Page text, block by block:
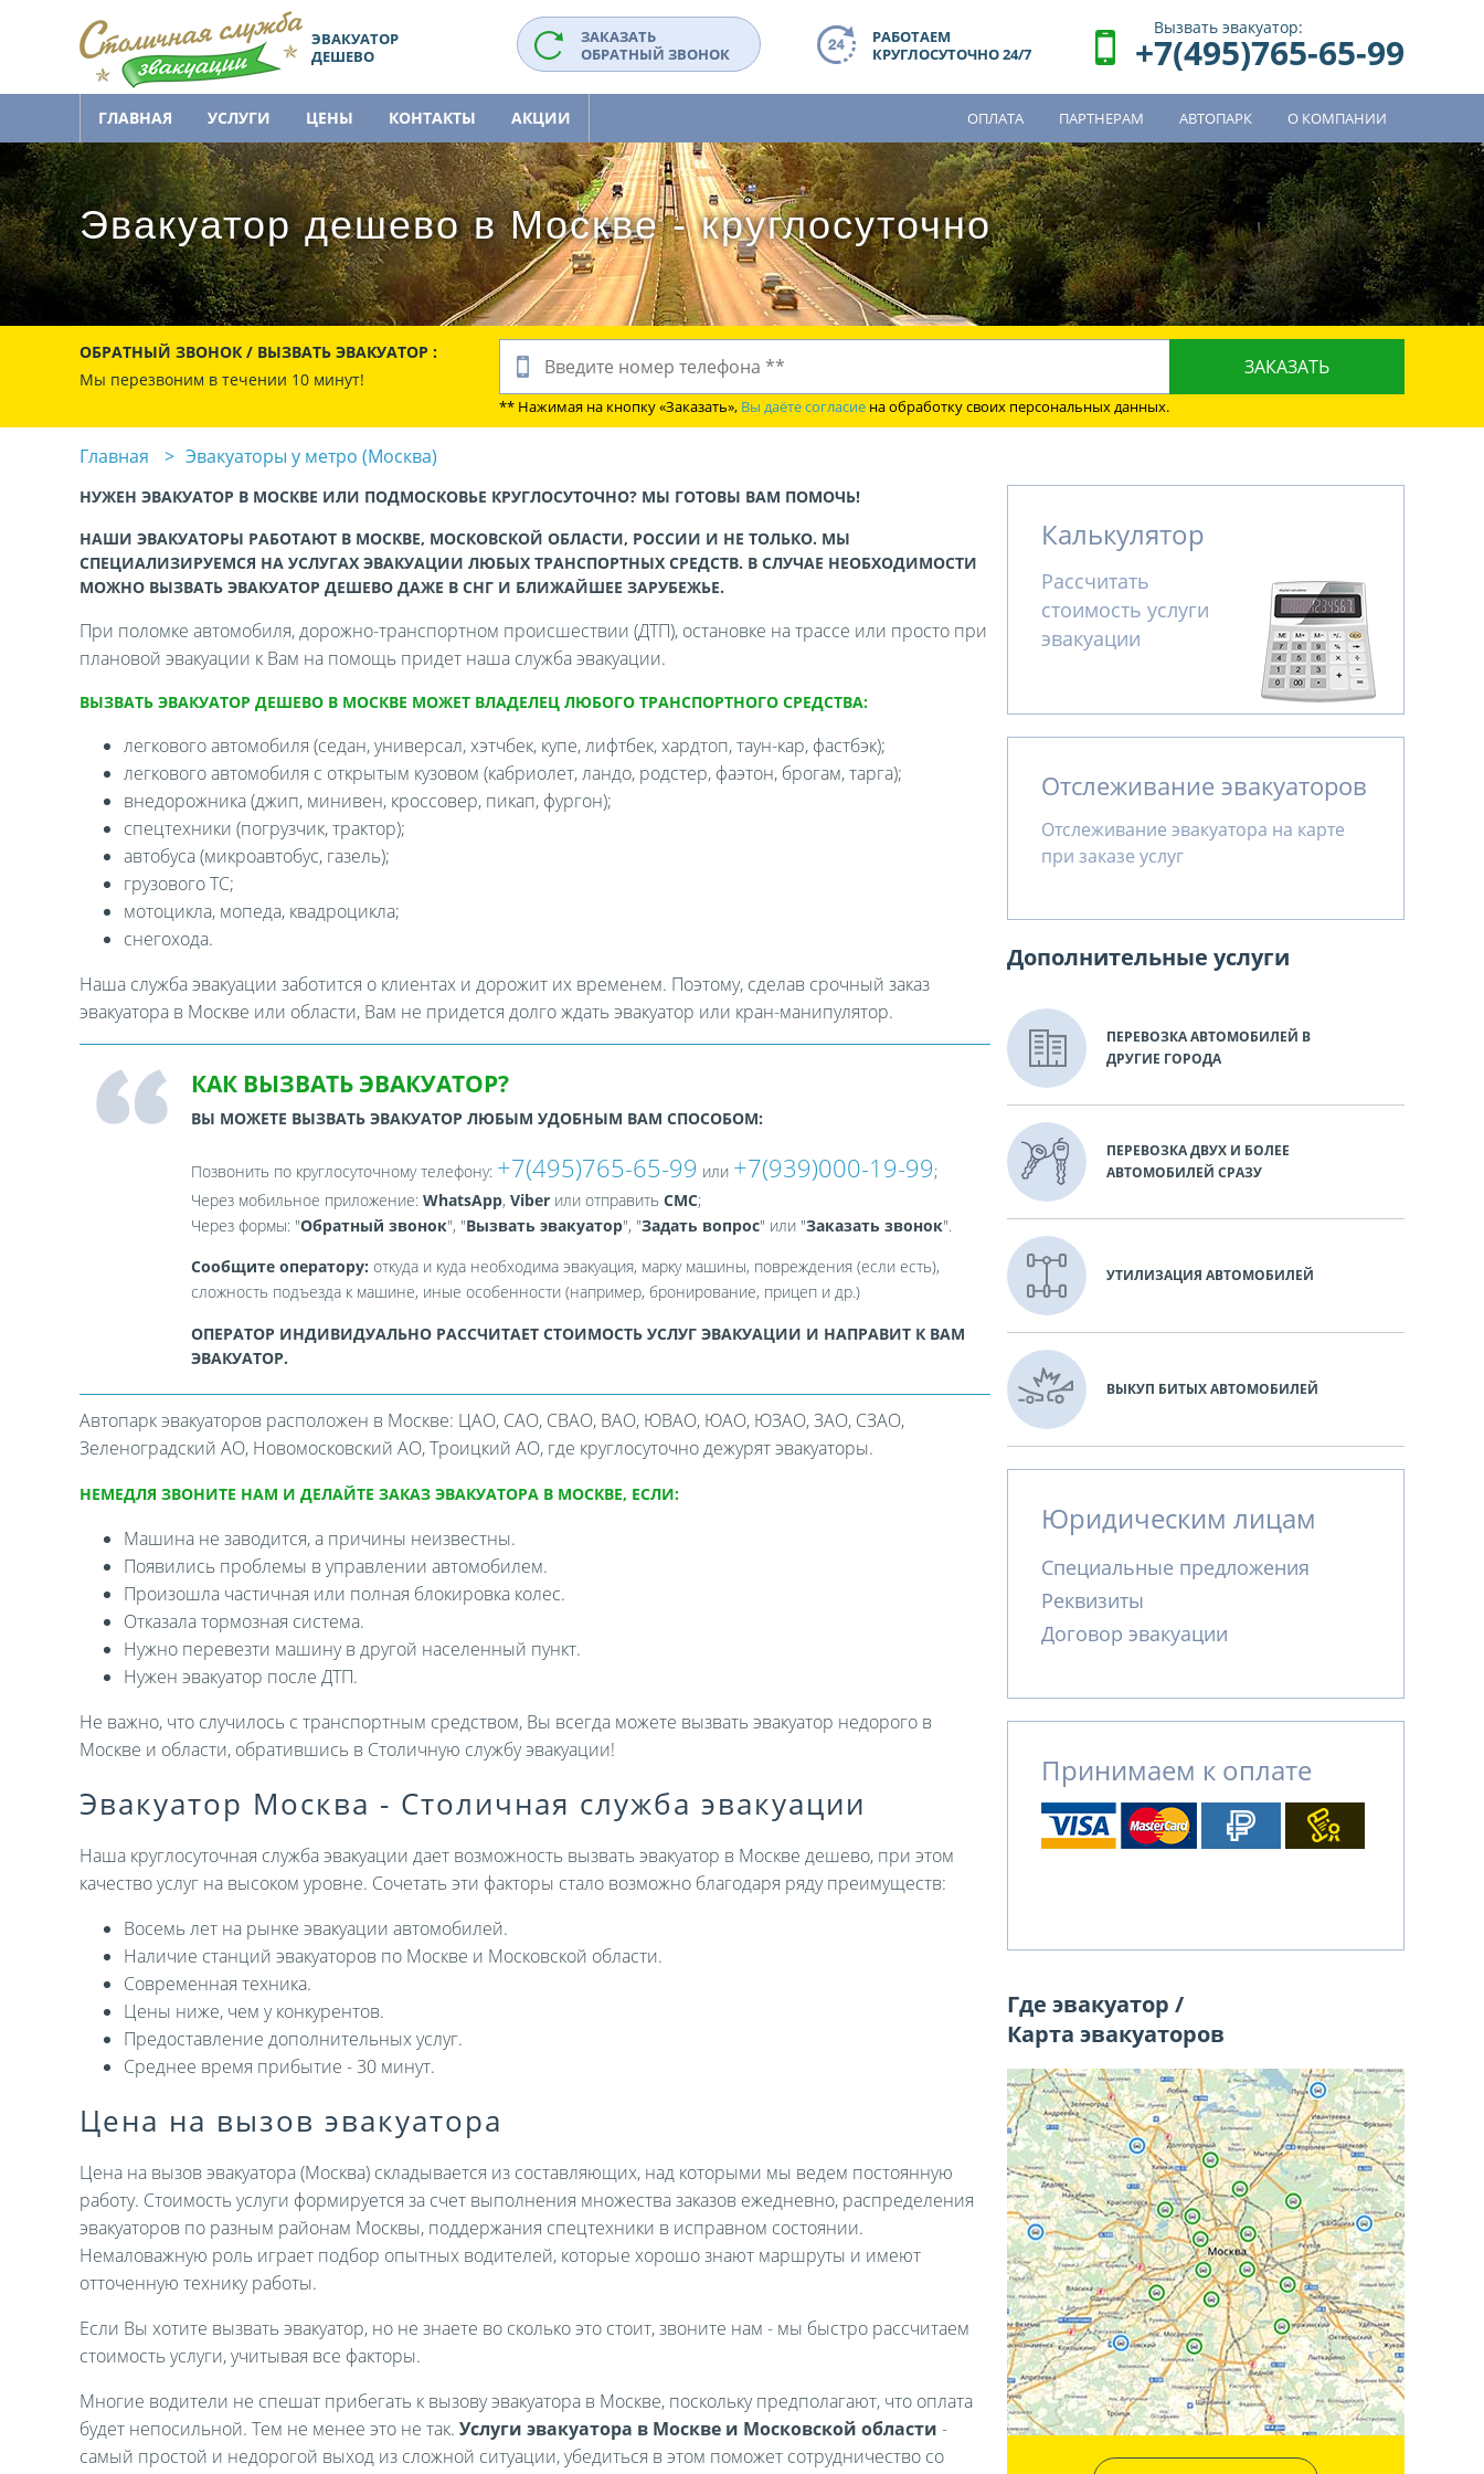
ЭВАКУАТОР
ДЕШЕВО
ЗАКАЗАТЬ
ОБРАТНЫЙ ЗВОНОК
РАБОТАЕМ
КРУГЛОСУТОЧНО 24/7
Вызвать эвакуатор:
+7(495)765-65-99
ГЛАВНАЯ УСЛУГИ ЦЕНЫ КОНТАКТЫ АКЦИИ ОПЛАТА ПАРТНЕРАМ АВТОПАРК О КОМПАНИИ
Эвакуатор дешево в Москве - круглосуточно
ОБРАТНЫЙ ЗВОНОК / ВЫЗВАТЬ ЭВАКУАТОР :
Мы перезвоним в течении 10 минут!
** Нажимая на кнопку «Заказать», Вы даёте согласие на обработку своих персональных данных.
Главная Эвакуаторы у метро (Москва)
НУЖЕН ЭВАКУАТОР В МОСКВЕ ИЛИ ПОДМОСКОВЬЕ КРУГЛОСУТОЧНО? МЫ ГОТОВЫ ВАМ ПОМОЧЬ!
НАШИ ЭВАКУАТОРЫ РАБОТАЮТ В МОСКВЕ, МОСКОВСКОЙ ОБЛАСТИ, РОССИИ И НЕ ТОЛЬКО. МЫ
СПЕЦИАЛИЗИРУЕМСЯ НА УСЛУГАХ ЭВАКУАЦИИ ЛЮБЫХ ТРАНСПОРТНЫХ СРЕДСТВ. В СЛУЧАЕ НЕОБХОДИМОСТИ
МОЖНО ВЫЗВАТЬ ЭВАКУАТОР ДЕШЕВО ДАЖЕ В СНГ И БЛИЖАЙШЕЕ ЗАРУБЕЖЬЕ.
При поломке автомобиля, дорожно-транспортном происшествии (ДТП), остановке на трассе или просто при
плановой эвакуации к Вам на помощь придет наша служба эвакуации.
ВЫЗВАТЬ ЭВАКУАТОР ДЕШЕВО В МОСКВЕ МОЖЕТ ВЛАДЕЛЕЦ ЛЮБОГО ТРАНСПОРТНОГО СРЕДСТВА:
легкового автомобиля (седан, универсал, хэтчбек, купе, лифтбек, хардтоп, таун-кар, фастбэк);
легкового автомобиля с открытым кузовом (кабриолет, ландо, родстер, фаэтон, брогам, тарга);
внедорожника (джип, минивен, кроссовер, пикап, фургон);
спецтехники (погрузчик, трактор);
автобуса (микроавтобус, газель);
грузового ТС;
мотоцикла, мопеда, квадроцикла;
снегохода.
Наша служба эвакуации заботится о клиентах и дорожит их временем. Поэтому, сделав срочный заказ
эвакуатора в Москве или области, Вам не придется долго ждать эвакуатор или кран-манипулятор.
КАК ВЫЗВАТЬ ЭВАКУАТОР?
ВЫ МОЖЕТЕ ВЫЗВАТЬ ЭВАКУАТОР ЛЮБЫМ УДОБНЫМ ВАМ СПОСОБОМ:
Позвонить по круглосуточному телефону: +7(495)765-65-99 или +7(939)000-19-99;
Через мобильное приложение: WhatsApp, Viberили отправить СМС;
Через формы: "Обратный звонок", "Вызвать эвакуатор", "Задать вопрос" или "Заказать звонок".
Сообщите оператору: откуда и куда необходима эвакуация, марку машины, повреждения (если есть),
сложность подъезда к машине, иные особенности (например, бронирование, прицеп и др.)
ОПЕРАТОР ИНДИВИДУАЛЬНО РАССЧИТАЕТ СТОИМОСТЬ УСЛУГ ЭВАКУАЦИИ И НАПРАВИТ К ВАМ
ЭВАКУАТОР.
Автопарк эвакуаторов расположен в Москве: ЦАО, САО, СВАО, ВАО, ЮВАО, ЮАО, ЮЗАО, ЗАО, СЗАО,
Зеленоградский АО, Новомосковский АО, Троицкий АО, где круглосуточно дежурят эвакуаторы.
НЕМЕДЛЯ ЗВОНИТЕ НАМ И ДЕЛАЙТЕ ЗАКАЗ ЭВАКУАТОРА В МОСКВЕ, ЕСЛИ:
Машина не заводится, а причины неизвестны.
Появились проблемы в управлении автомобилем.
Произошла частичная или полная блокировка колес.
Отказала тормозная система.
Нужно перевезти машину в другой населенный пункт.
Нужен эвакуатор после ДТП.
Не важно, что случилось с транспортным средством, Вы всегда можете вызвать эвакуатор недорого в
Москве и области, обратившись в Столичную службу эвакуации!
Эвакуатор Москва - Столичная служба эвакуации
Наша круглосуточная служба эвакуации дает возможность вызвать эвакуатор в Москве дешево, при этом
качество услуг на высоком уровне. Сочетать эти факторы стало возможно благодаря ряду преимуществ:
Восемь лет на рынке эвакуации автомобилей.
Наличие станций эвакуаторов по Москве и Московской области.
Современная техника.
Цены ниже, чем у конкурентов.
Предоставление дополнительных услуг.
Среднее время прибытие - 30 минут.
Цена на вызов эвакуатора
Цена на вызов эвакуатора (Москва) складывается из составляющих, над которыми мы ведем постоянную
работу. Стоимость услуги формируется за счет выполнения множества заказов ежедневно, распределения
эвакуаторов по разным районам Москвы, поддержания спецтехники в исправном состоянии.
Немаловажную роль играет подбор опытных водителей, которые хорошо знают маршруты и имеют
отточенную технику работы.
Если Вы хотите вызвать эвакуатор, но не знаете во сколько это стоит, звоните нам - мы быстро рассчитаем
стоимость услуги, учитывая все факторы.
Многие водители не спешат прибегать к вызову эвакуатора в Москве, поскольку предполагают, что оплата
будет непосильной. Тем не менее это не так. Услуги эвакуатора в Москве и Московской области -
самый простой и недорогой выход из сложной ситуации, убедиться в этом поможет сотрудничество со
Калькулятор
Рассчитать
стоимость услуги
эвакуации
Отслеживание эвакуаторов
Отслеживание эвакуатора на карте
при заказе услуг
Дополнительные услуги
ПЕРЕВОЗКА АВТОМОБИЛЕЙ В
ДРУГИЕ ГОРОДА
ПЕРЕВОЗКА ДВУХ И БОЛЕЕ
АВТОМОБИЛЕЙ СРАЗУ
УТИЛИЗАЦИЯ АВТОМОБИЛЕЙ
ВЫКУП БИТЫХ АВТОМОБИЛЕЙ
Юридическим лицам
Специальные предложения
Реквизиты
Договор эвакуации
Принимаем к оплате
Где эвакуатор /
Карта эвакуаторов